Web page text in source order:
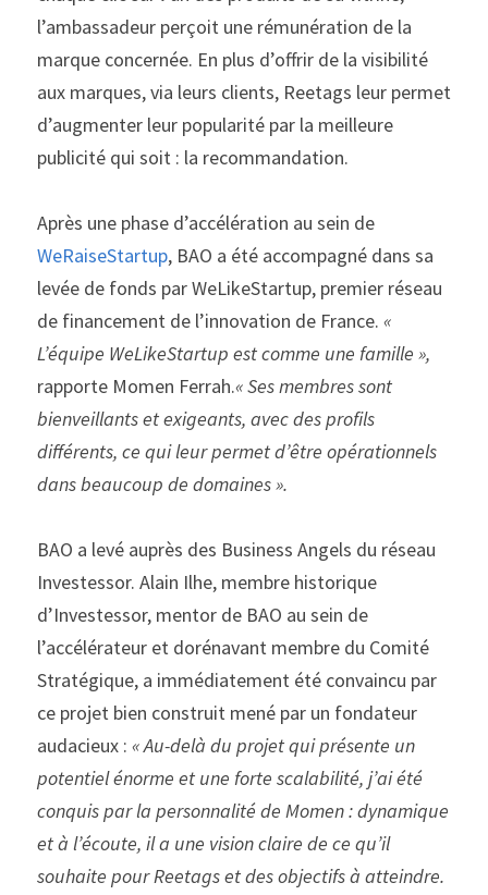
l’ambassadeur perçoit une rémunération de la
marque concernée. En plus d’offrir de la visibilité
aux marques, via leurs clients, Reetags leur permet
d’augmenter leur popularité par la meilleure
publicité qui soit : la recommandation.
WeRaiseStartup, BAO a été accompagné dans sa
levée de fonds par WeLikeStartup, premier réseau
de financement de l’innovation de France. «
rapporte Momen Ferrah.« Ses membres sont
bienveillants et exigeants, avec des profils
différents, ce qui leur permet d’être opérationnels
dans beaucoup de domaines ».
BAO a levé auprès des Business Angels du réseau
Investessor. Alain Ilhe, membre historique
d’Investessor, mentor de BAO au sein de
l’accélérateur et dorénavant membre du Comité
Stratégique, a immédiatement été convaincu par
ce projet bien construit mené par un fondateur
audacieux : « Au-delà du projet qui présente un
potentiel énorme et une forte scalabilité, j’ai été
conquis par la personnalité de Momen : dynamique
et à l’écoute, il a une vision claire de ce qu’il
souhaite pour Reetags et des objectifs à atteindre.